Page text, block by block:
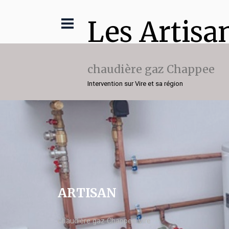
Les
chaudière gaz Chappee
Intervention sur Vire et sa région
ARTISAN
chaudière gaz Chappee Vire